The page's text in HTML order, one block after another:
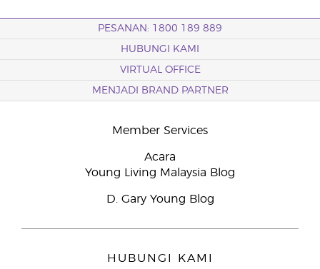
PESANAN: 1800 189 889
HUBUNGI KAMI
VIRTUAL OFFICE
MENJADI BRAND PARTNER
Member Services
Acara
Young Living Malaysia Blog
D. Gary Young Blog
HUBUNGI KAMI